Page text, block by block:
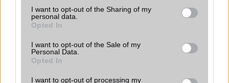
not limited to your visit or usage behaviour. You may click to
grant or deny consent to Google and its third-party tags to
use your data for below specified purposes in below Google
consent section.
I want to opt-out of the Sharing of my
personal data.
Opted In
I want to opt-out of the Sale of my
Personal Data.
Opted In
I want to opt-out of processing my
2025-ös iPhone SE: Az Apple Intelligence új szintre emeli a